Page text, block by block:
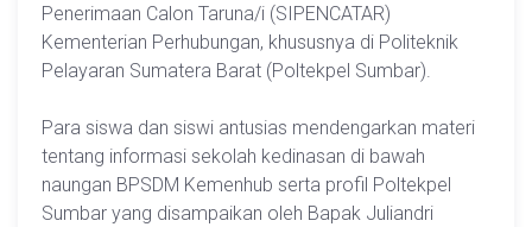
Penerimaan Calon Taruna/i (SIPENCATAR)
Kementerian Perhubungan, khususnya di Politeknik
Pelayaran Sumatera Barat (Poltekpel Sumbar).
Para siswa dan siswi antusias mendengarkan materi
tentang informasi sekolah kedinasan di bawah
naungan BPSDM Kemenhub serta profil Poltekpel
Sumbar yang disampaikan oleh Bapak Juliandri